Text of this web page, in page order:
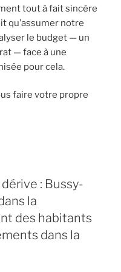
tout à fait sincère
qu’assumer notre
le budget — un
— face à une
pour cela.
faire votre propre
: Bussy-
la
des habitants
dans la